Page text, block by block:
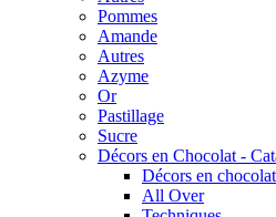
Pommes
Amande
Autres
Azyme
Or
Pastillage
Sucre
Décors en Chocolat -
Décors en chocolat
All Over